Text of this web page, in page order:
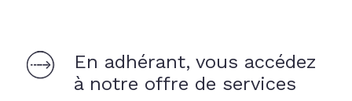
En adhérant, vous accédez
à notre offre de services